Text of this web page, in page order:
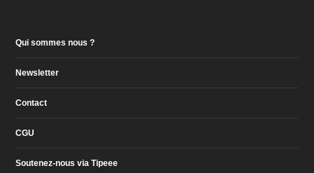
Qui sommes nous ?
Newsletter
Contact
CGU
Soutenez-nous via Tipeee